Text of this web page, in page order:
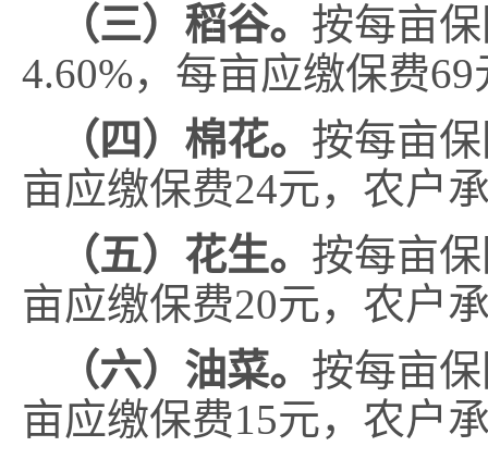
（三） 稻谷。 按每亩
4.60%， 每亩应缴保费69
（四）棉花。 按每亩
亩应缴保费24元， 农户
（五）花生。 按每亩
亩应缴保费20元， 农户
（六）油菜。 按每亩
亩应缴保费15元， 农户